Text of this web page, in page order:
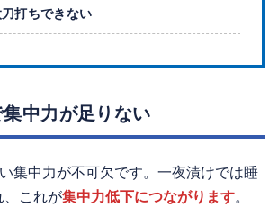
打ちできない
中力が足りない
集中力が不可欠です。一夜漬けでは睡
、これが集中力低下につながります。